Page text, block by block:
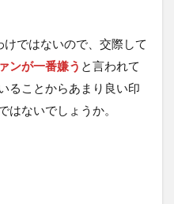
ではないので、交際して
ンが一番嫌う と言われて
ることからあまり良い印
はないでしょうか。